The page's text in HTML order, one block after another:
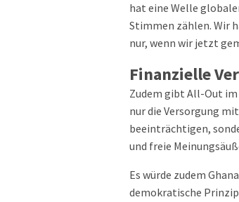
hat eine Welle
Stimmen zählen. Wir
nur, wenn wir jetzt
Finanzielle
Zudem gibt All-Out im
nur die Versorgung
beeinträchtigen,
und freie
Es würde zudem
demokratische